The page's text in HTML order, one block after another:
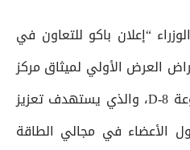
“إعلان باكو للتعاون في
العرض الأولي لميثاق مركز
الطاقة والمناخ التابع لمجموعة D-8، والذي يستهدف تعزيز
الأعضاء في مجالي الطاقة